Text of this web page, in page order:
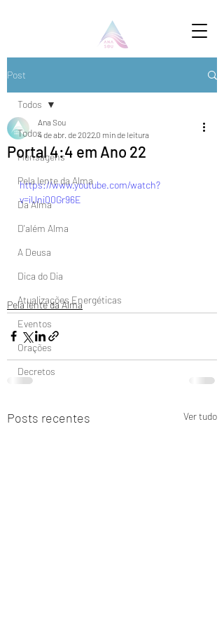
Post
Todos
Mensagens
Pela lente da Alma
Da Alma
D'além Alma
A Deusa
Dica do Dia
Atualizações Energéticas
Eventos
Orações
Decretos
Todos
Portal 4:4 em Ano 22
Ana Sou
4 de abr. de 20220 min de leitura
https://www.youtube.com/watch?
v=iUni00Gr96E
Pela lente da Alma
Posts recentes Ver tudo